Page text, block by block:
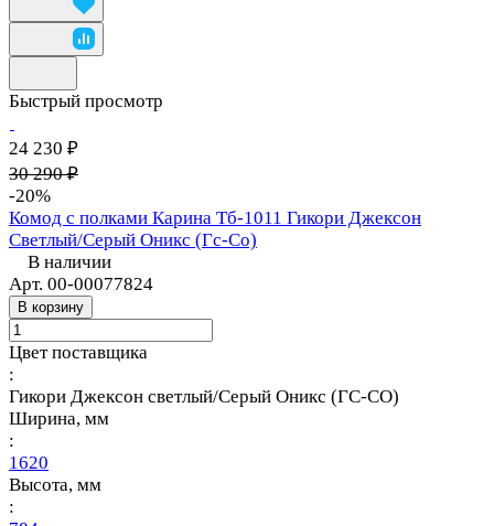
Быстрый просмотр
24 230 ₽
30 290 ₽
-20%
Комод с полками Карина Тб-1011 Гикори Джексон
Светлый/Серый Оникс (Гс-Со)
В наличии
Арт. 00-00077824
В корзину
Цвет поставщика
:
Гикори Джексон светлый/Серый Оникс (ГС-СО)
Ширина, мм
:
1620
Высота, мм
: